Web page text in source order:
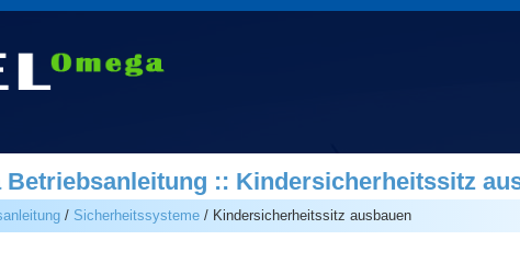
Betriebsanleitung :: Kindersicherheitssitz
/ Sicherheitssysteme/ Kindersicherheitssitz ausbauen